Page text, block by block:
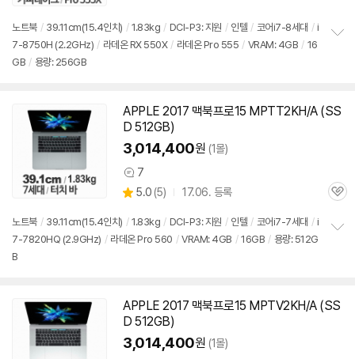
뷰
노트북 / 39.11cm(15.4인치) / 1.83kg / DCI-P3: 지원 / 인텔 / 코어i7-8세대 / i
7-8750H (2.2GHz) / 라데온 RX 550X / 라데온 Pro 555 / VRAM: 4GB / 16
GB / 용량: 256GB
기
APPLE 2017 맥북프로15 MPTT2KH/A (SS
D 512GB)
3,014,400원 (1몰)
상
품
견
7
별
점
5.0 (상
리
뷰
5) 17.06. 등록
관
노트북 / 39.11cm(15.4인치) / 1.83kg / DCI-P3: 지원 / 인텔 / 코어i7-7세대 / i
7-7820HQ (2.9GHz) / 라데온 Pro 560 / VRAM: 4GB / 16GB / 용량: 512G
B
기
APPLE 2017 맥북프로15 MPTV2KH/A (SS
D 512GB)
3,014,400원 (1몰)